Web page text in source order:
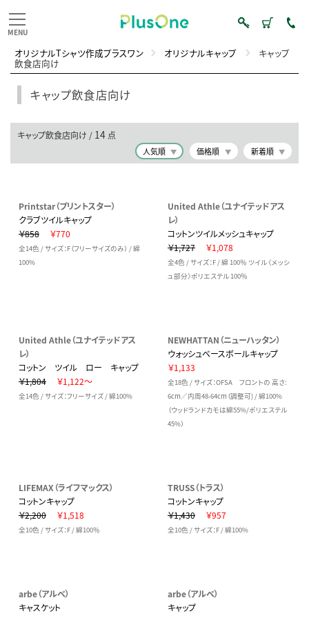
オリジナルTシャツ作成プラスワン オリジナルキャップ キャップ
飲食店向け
キャップ飲食店向け
キャップ飲食店向け / 14点
人気順 価格順 新着順
Printstar（プリントスター）
クラブツイルキャップ
￥858
￥770
全14色 / サイズ：F（フリーサイズのみ） / 綿
100%
United Athle（ユナイテッドアス
レ）
コットンツイルメッシュキャップ
￥1,727
￥1,078
全4色 / サイズ：F / 綿 100％ ツイル 〈メッシ
ュ部分〉ポリエステル 100％
United Athle（ユナイテッドアス
レ）
コットン ツイル ロー キャップ
￥1,804
￥1,122～
全14色 / サイズ：フリーサイズ / 綿100%
NEWHATTAN（ニューハッタン）
ウォッシュベースボールキャップ
￥1,133
全18色 / サイズ：OFSA フロントの 高さ:
6cm／内周48-64cm（調整可) / 綿100%
（ウッドランドカモは綿55%/ポリエステル
45%）
LIFEMAX（ライフマックス）
コットンキャップ
￥2,200
￥1,518
全10色 / サイズ：F / 綿100％
TRUSS（トラス）
コットンキャップ
￥1,430
￥957
全10色 / サイズ：F / 綿100%
arbe（アルベ）
キャスケット
arbe（アルベ）
キャップ